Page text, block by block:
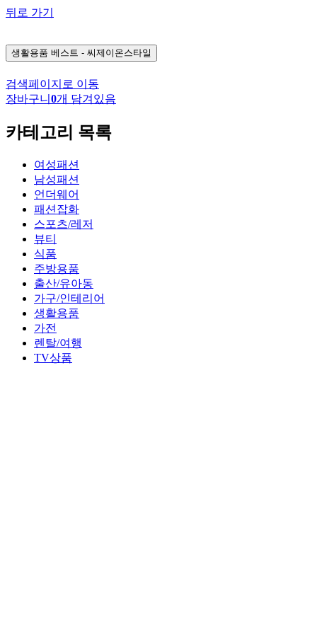
뒤로 가기
생활용품 베스트 - 씨제이온스타일
검색페이지로 이동
장바구니 0개 담겨있음
카테고리 목록
여성패션
남성패션
언더웨어
패션잡화
스포츠/레저
뷰티
식품
주방용품
출산/유아동
가구/인테리어
생활용품
가전
렌탈/여행
TV상품